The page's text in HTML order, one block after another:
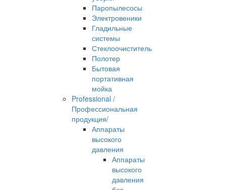
Паропылесосы
Электровеники
Гладильные
системы
Стеклоочиститель
Полотер
Бытовая
портативная
мойка
Professional /
Профессиональная
продукция/
Аппараты
высокого
давления
Аппараты
высокого
давления